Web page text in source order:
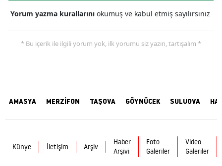
Yorum yazma kurallarını okumuş ve kabul etmiş sayılırsınız
* Bu içerik ile ilgili yorum yok, ilk yorumu siz yazın, tartışalım *
AMASYA MERZİFON TAŞOVA GÖYNÜCEK SULUOVA
Künye İletişim Arşiv
Haber
Arşivi
Foto
Galeriler
Video
Galeriler